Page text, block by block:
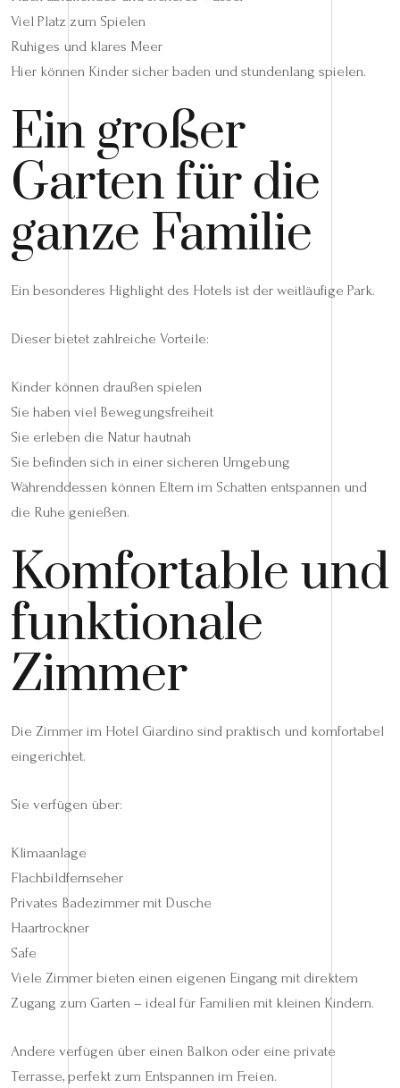
Viel Platz zum Spielen
Ruhiges und klares Meer
Hier können Kinder sicher baden und stundenlang spielen.
Ein großer
Garten für die
ganze Familie
Ein besonderes Highlight des Hotels ist der weitläufige Park.
Dieser bietet zahlreiche Vorteile:
Kinder können draußen spielen
Sie haben viel Bewegungsfreiheit
Sie erleben die Natur hautnah
Sie befinden sich in einer sicheren Umgebung
Währenddessen können Eltern im Schatten entspannen und
die Ruhe genießen.
Komfortable und
funktionale
Zimmer
Die Zimmer im Hotel Giardino sind praktisch und komfortabel
eingerichtet.
Sie verfügen über:
Klimaanlage
Flachbildfernseher
Privates Badezimmer mit Dusche
Haartrockner
Safe
Viele Zimmer bieten einen eigenen Eingang mit direktem
Zugang zum Garten – ideal für Familien mit kleinen Kindern.
Andere verfügen über einen Balkon oder eine private
Terrasse, perfekt zum Entspannen im Freien.